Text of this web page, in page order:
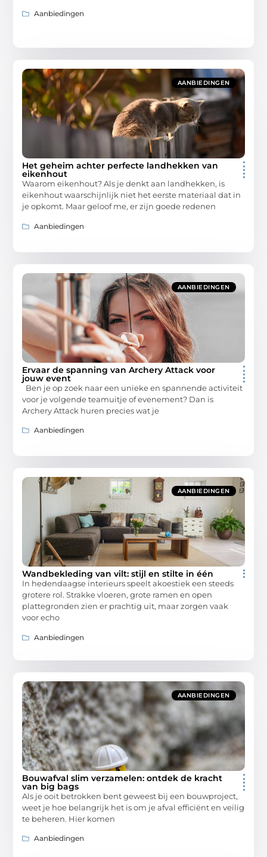
Aanbiedingen
AANBIEDINGEN
Het geheim achter perfecte landhekken van
eikenhout
Waarom eikenhout? Als je denkt aan landhekken, is
eikenhout waarschijnlijk niet het eerste materiaal dat in
je opkomt. Maar geloof me, er zijn goede redenen
Aanbiedingen
AANBIEDINGEN
Ervaar de spanning van Archery Attack voor
jouw event
Ben je op zoek naar een unieke en spannende activiteit
voor je volgende teamuitje of evenement? Dan is
Archery Attack huren precies wat je
Aanbiedingen
AANBIEDINGEN
Wandbekleding van vilt: stijl en stilte in één
In hedendaagse interieurs speelt akoestiek een steeds
grotere rol. Strakke vloeren, grote ramen en open
plattegronden zien er prachtig uit, maar zorgen vaak
voor echo
Aanbiedingen
AANBIEDINGEN
Bouwafval slim verzamelen: ontdek de kracht
van big bags
Als je ooit betrokken bent geweest bij een bouwproject,
weet je hoe belangrijk het is om je afval efficiënt en veilig
te beheren. Hier komen
Aanbiedingen